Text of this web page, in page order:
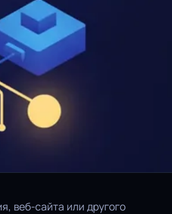
веб-сайта или другого